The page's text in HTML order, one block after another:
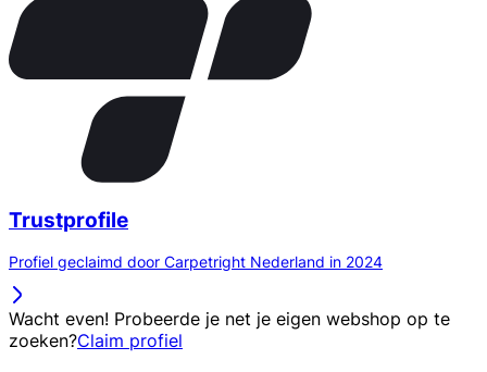
Trustprofile
Profiel geclaimd door Carpetright Nederland in 2024
Wacht even! Probeerde je net je eigen webshop op te
zoeken?Claim profiel